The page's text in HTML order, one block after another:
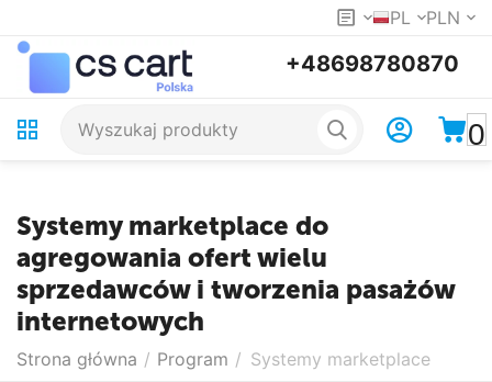
PL PLN
+48698780870
0
Systemy marketplace do
agregowania ofert wielu
sprzedawców i tworzenia pasażów
internetowych
Strona główna / Program / Systemy marketplace